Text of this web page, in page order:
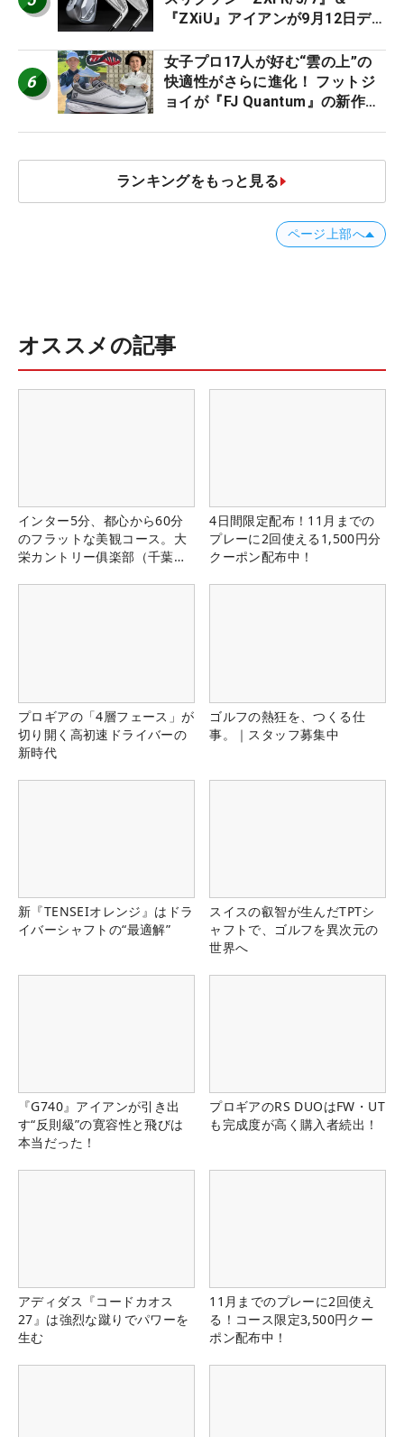
『ZXiU』アイアンが9月12日デ
6
女子プロ17人が好む“雲の上”の
快適性がさらに進化！ フットジ
ョイが『FJ Quantum』の新作を
ランキングをもっと見る
ページ上部へ
オススメの記事
インター5分、都心から60分
のフラットな美観コース。大
栄カントリー俱楽部（千葉
4日間限定配布！11月までの
プレーに2回使える1,500円分
クーポン配布中！
プロギアの「4層フェース」が
切り開く高初速ドライバーの
新時代
ゴルフの熱狂を、つくる仕
事。｜スタッフ募集中
新『TENSEIオレンジ』はドラ
イバーシャフトの“最適解”
スイスの叡智が生んだTPTシ
ャフトで、ゴルフを異次元の
世界へ
『G740』アイアンが引き出
す“反則級”の寛容性と飛びは
本当だった！
プロギアのRS DUOはFW・UT
も完成度が高く購入者続出！
アディダス『コードカオス
27』は強烈な蹴りでパワーを
生む
11月までのプレーに2回使え
る！コース限定3,500円クー
ポン配布中！